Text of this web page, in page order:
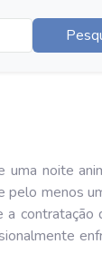
uma noite
menos
contratação